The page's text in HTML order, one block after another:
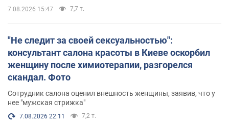
7.08.2026 15:47 7,7 т.
"Не следит за своей сексуальностью":
консультант салона красоты в Киеве оскорбил
женщину после химиотерапии, разгорелся
скандал. Фото
Сотрудник салона оценил внешность женщины, заявив, что у
нее "мужская стрижка"
7.08.2026 22:11 7,2 т.